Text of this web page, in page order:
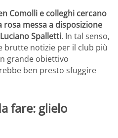
Comolli e colleghi cercano
messa a disposizione
Spalletti. In tal senso,
brutte notizie per il club più
grande obiettivo
ben presto sfuggire
fare: glielo